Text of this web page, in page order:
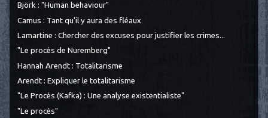
Björk : "Human behaviour"
Camus : Tant qu'il y aura des fléaux
Lamartine : Chercher des excuses pour justifier les crimes...
"Le procès de Nuremberg"
Hannah Arendt : Totalitarisme
Arendt : Expliquer le totalitarisme
"Le Procès (Kafka) : Une analyse existentialiste"
"Le procès"